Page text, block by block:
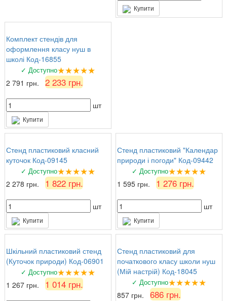
Купити
Комплект стендів для
оформлення класу нуш в
школі Код-16855
✓ Доступно★★★★★
2 791 грн. 2 233 грн.
шт
Купити
Стенд пластиковий класний
куточок Код-09145
✓ Доступно★★★★★
2 278 грн. 1 822 грн.
шт
Купити
Стенд пластиковий "Календар
природи і погоди" Код-09442
✓ Доступно★★★★★
1 595 грн. 1 276 грн.
шт
Купити
Шкільний пластиковий стенд
(Куточок природи) Код-06901
✓ Доступно★★★★★
1 267 грн. 1 014 грн.
Стенд пластиковий для
початкового класу школи нуш
(Мій настрій) Код-18045
✓ Доступно★★★★★
857 грн. 686 грн.